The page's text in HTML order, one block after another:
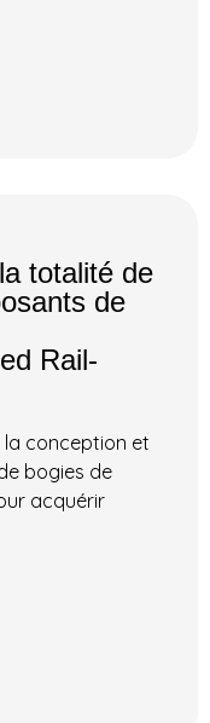
totalité de
de
Rail-
la conception et
bogies de
acquérir